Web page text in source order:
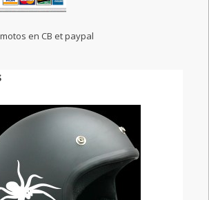
motos en CB et paypal